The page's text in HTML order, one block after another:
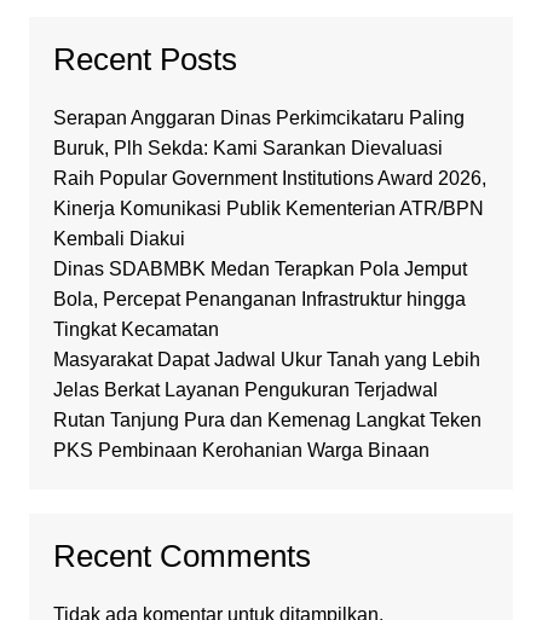
Recent Posts
Serapan Anggaran Dinas Perkimcikataru Paling
Buruk, Plh Sekda: Kami Sarankan Dievaluasi
Raih Popular Government Institutions Award 2026,
Kinerja Komunikasi Publik Kementerian ATR/BPN
Kembali Diakui
Dinas SDABMBK Medan Terapkan Pola Jemput
Bola, Percepat Penanganan Infrastruktur hingga
Tingkat Kecamatan
Masyarakat Dapat Jadwal Ukur Tanah yang Lebih
Jelas Berkat Layanan Pengukuran Terjadwal
Rutan Tanjung Pura dan Kemenag Langkat Teken
PKS Pembinaan Kerohanian Warga Binaan
Recent Comments
Tidak ada komentar untuk ditampilkan.